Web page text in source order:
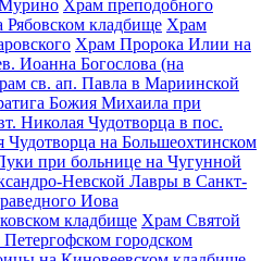
Храм преподобного
Рябовском кладбище Храм
Храм Пророка Илии на
Иоанна Богослова (на
св. ап. Павла в Мариинской
Божия Михаила при
Николая Чудотворца в пос.
Чудотворца на Большеохтинском
при больнице на Чугунной
Невской Лавры в Санкт-
Иова
кладбище Храм Святой
городском